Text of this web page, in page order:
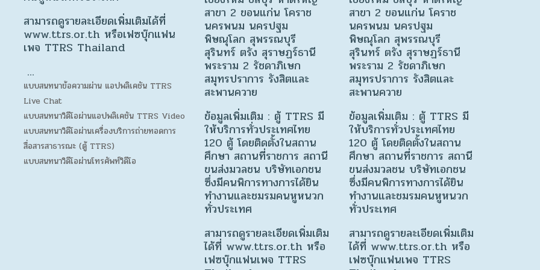
สามารถดูรายละเอียดเพิ่มเติมได้ที่
www.ttrs.or.th หรือเฟซบุ๊กแฟน
เพจ TTRS Thailand
…
แบบสนทนาข้อความผ่าน แอปพลิเคชัน TTRS
Live Chat
แบบสนทนาวิดีโอผ่านแอปพลิเคชัน TTRS Video
แบบสนทนาวิดีโอผ่านเครื่องบริการถ่ายทอดการ
สื่อสารสาธารณะ (ตู้ TTRS)
แบบสนทนาวิดีโอผ่านโทรศัพท์วิดีโอ
สาขา 2 ขอนแก่น โคราช
นครพนม นครปฐม
พิษณุโลก สุพรรณบุรี
สุรินทร์ ตรัง สุราษฏร์ธานี
พระราม 2 รัชดาภิเษก
สมุทรปราการ รังสิตและ
สะพานควาย
ข้อมูลเพิ่มเติม : ตู้ TTRS มี
ให้บริการทั่วประเทศไทย
120 ตู้ โดยติดตั้งในสถาน
ศึกษา สถานที่ราชการ สถานี
ขนส่งมวลชน บริษัทเอกชน
ซึ่งมีคนพิการทางการได้ยิน
ทำงานและชมรมคนหูหนวก
ทั่วประเทศ
สามารถดูรายละเอียดเพิ่มเติม
ได้ที่ www.ttrs.or.th หรือ
เฟซบุ๊กแฟนเพจ TTRS
สาขา 2 ขอนแก่น โคราช
นครพนม นครปฐม
พิษณุโลก สุพรรณบุรี
สุรินทร์ ตรัง สุราษฏร์ธานี
พระราม 2 รัชดาภิเษก
สมุทรปราการ รังสิตและ
สะพานควาย
ข้อมูลเพิ่มเติม : ตู้ TTRS มี
ให้บริการทั่วประเทศไทย
120 ตู้ โดยติดตั้งในสถาน
ศึกษา สถานที่ราชการ สถานี
ขนส่งมวลชน บริษัทเอกชน
ซึ่งมีคนพิการทางการได้ยิน
ทำงานและชมรมคนหูหนวก
ทั่วประเทศ
สามารถดูรายละเอียดเพิ่มเติม
ได้ที่ www.ttrs.or.th หรือ
เฟซบุ๊กแฟนเพจ TTRS